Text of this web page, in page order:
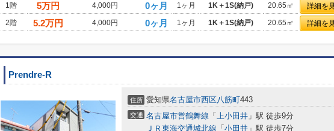
1階
5万円 4,000円 0ヶ月 1ヶ月 1K＋1S(納戸) 20.65㎡ 詳細を
2階
5.2万円 4,000円 0ヶ月 1ヶ月 1K＋1S(納戸) 20.65㎡ 詳細を
Prendre-R
住所 愛知県名古屋市西区八筋町443
交通 名古屋市営鶴舞線 「 上小田井 」駅 徒歩9分
ＪＲ東海交通城北線 「 小田井 」駅 徒歩7分